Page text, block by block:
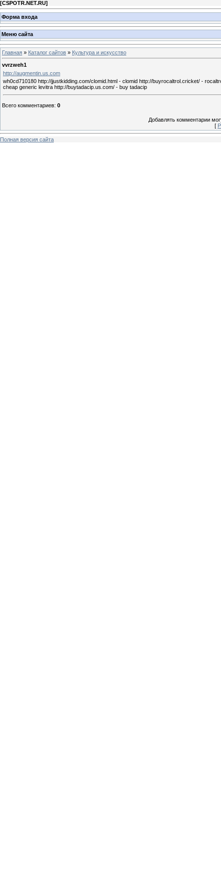
[CSPOTR.NET.RU]
Форма входа
Меню сайта
Главная » Каталог сайтов » Культура и искусство
vvrzweh1
http://augmentin.us.com
wh0cd710180 http://jjustkidding.com/clomid.html - clomid http://buyrocaltrol.cricket/ -
cheap generic levitra http://buytadacip.us.com/ - buy tadacip
Всего комментариев: 0
Добавлять комментарии
[
Полная версия сайта